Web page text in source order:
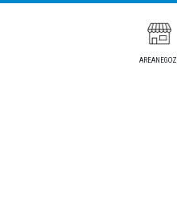
AREANEGOZI